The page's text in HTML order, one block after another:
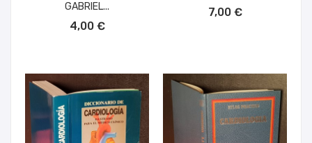
GABRIEL...
4,00 €
7,00 €